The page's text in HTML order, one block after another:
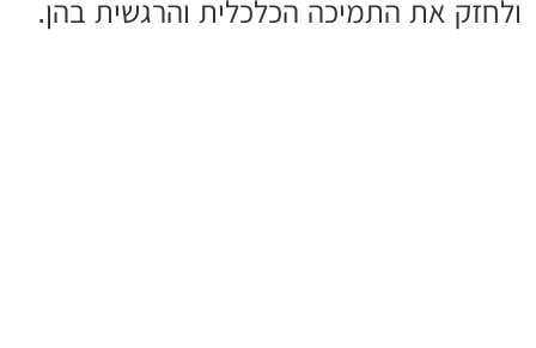
ולחזק את התמיכה הכלכלית והרגשית בהן.